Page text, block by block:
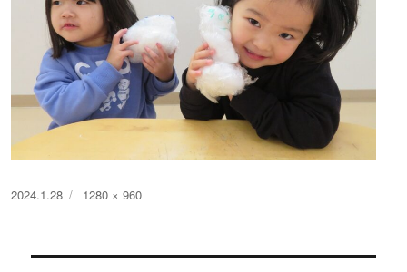
投
2024.1.28
フ
1280 × 960